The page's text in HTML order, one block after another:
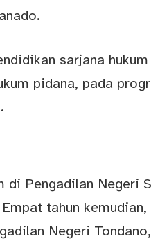
sarjana
pidana, pada
di Pengadilan Negeri
tahun
Negeri